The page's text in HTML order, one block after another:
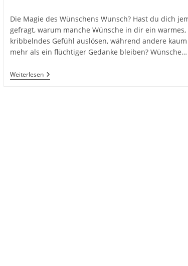
Die Magie des Wünschens Wunsch? Hast du dich
gefragt, warum manche Wünsche in dir ein warmes,
kribbelndes Gefühl auslösen, während andere kaum
mehr als ein flüchtiger Gedanke bleiben? Wünsche…
WeiterlesenWünsch
Dir